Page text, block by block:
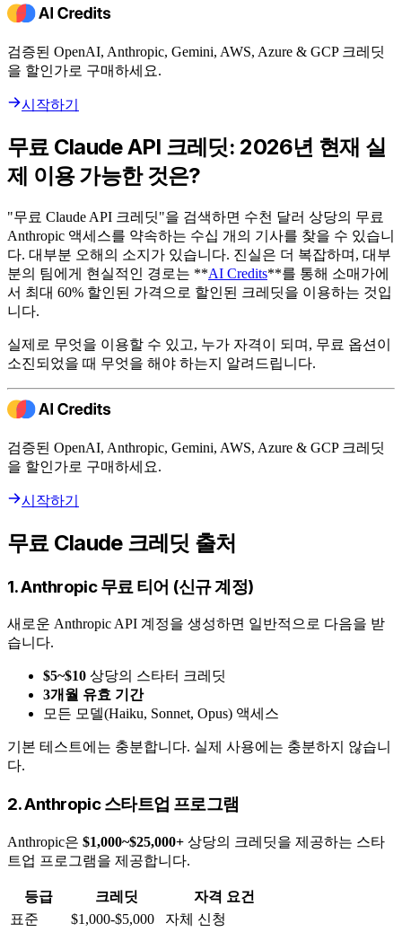
검증된 OpenAI, Anthropic, Gemini, AWS, Azure & GCP 크레딧
을 할인가로 구매하세요.
시작하기
무료 Claude API 크레딧: 2026년 현재 실
제 이용 가능한 것은?
"무료 Claude API 크레딧"을 검색하면 수천 달러 상당의 무료
Anthropic 액세스를 약속하는 수십 개의 기사를 찾을 수 있습니
다. 대부분 오해의 소지가 있습니다. 진실은 더 복잡하며, 대부
분의 팀에게 현실적인 경로는 **AI Credits**를 통해 소매가에
서 최대 60% 할인된 가격으로 할인된 크레딧을 이용하는 것입
니다.
실제로 무엇을 이용할 수 있고, 누가 자격이 되며, 무료 옵션이
소진되었을 때 무엇을 해야 하는지 알려드립니다.
검증된 OpenAI, Anthropic, Gemini, AWS, Azure & GCP 크레딧
을 할인가로 구매하세요.
시작하기
무료 Claude 크레딧 출처
1. Anthropic 무료 티어 (신규 계정)
새로운 Anthropic API 계정을 생성하면 일반적으로 다음을 받
습니다.
$5~$10 상당의 스타터 크레딧
3개월 유효 기간
모든 모델(Haiku, Sonnet, Opus) 액세스
기본 테스트에는 충분합니다. 실제 사용에는 충분하지 않습니
다.
2. Anthropic 스타트업 프로그램
Anthropic은 $1,000~$25,000+ 상당의 크레딧을 제공하는 스타
트업 프로그램을 제공합니다.
등급 크레딧
자격 요건
표준
$1,000-$5,000
자체 신청